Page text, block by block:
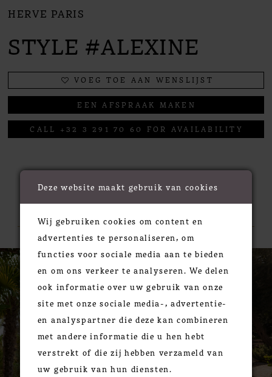
HERVE PARIS
STYLE #ALEXINE
VOEG TOE AAN WENSLIJST
EEN AFSPRAAK MAKEN
CALL +32 3 291 70 60 FOR AVAILABILITY
RELATED PRODUCTS
Related
Products
Carousel
Skip
to
end
PAUSE AUTOPLAY
PREVIOUS SLIDE
NEXT SLIDE
0
1
2
3
6
Deze website maakt gebruik van cookies
Wij gebruiken cookies om content en
advertenties te personaliseren, om
functies voor sociale media aan te bieden
en om ons verkeer te analyseren. We delen
ook informatie over uw gebruik van onze
site met onze sociale media-, advertentie-
en analyspartner die deze kan combineren
met andere informatie die u hen hebt
verstrekt of die zij hebben verzameld van
uw gebruik van hun diensten.